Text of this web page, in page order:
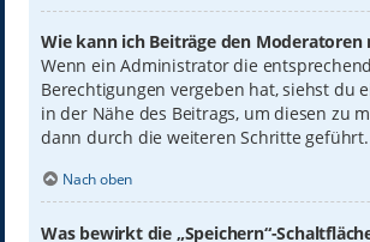
Wie kann ich Beiträge den Moderatoren
Wenn ein Administrator die
Berechtigungen vergeben hat, siehst du
in der Nähe des Beitrags, um diesen zu
dann durch die weiteren Schritte geführt.
Nach oben
Was bewirkt die „Speichern“-